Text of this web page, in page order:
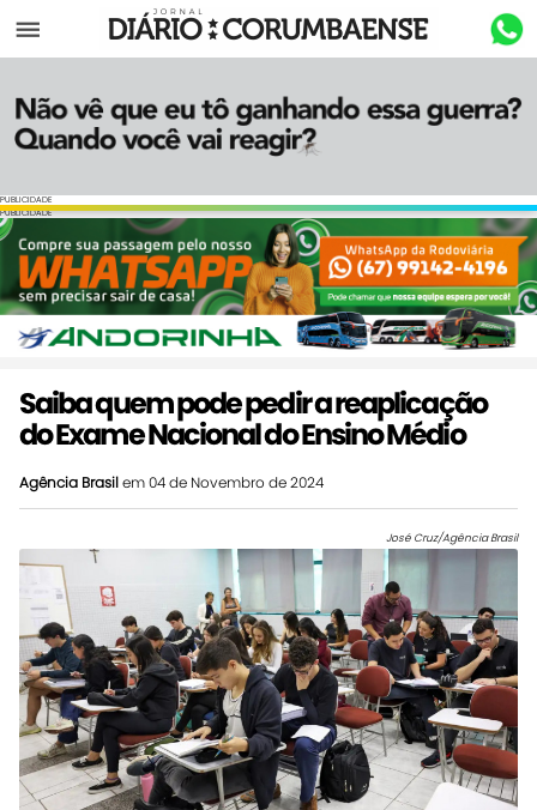
Menu
PUBLICIDADE
PUBLICIDADE
Saiba quem pode pedir a reaplicação
do Exame Nacional do Ensino Médio
Agência Brasilem 04 de Novembro de 2024
José Cruz/Agência Brasil